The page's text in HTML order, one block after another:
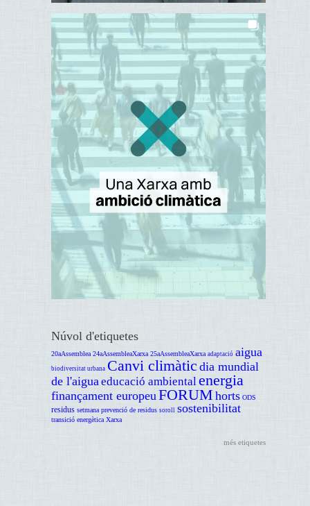
Núvol d'etiquetes
20aAssemblea 24aAssembleaXarxa 25aAssembleaXarxa adaptació aigua
biodiversitat urbana Canvi climàtic dia mundial
de l'aigua educació ambiental energia
finançament europeu FORUM horts ODS
residus setmana prevenció de residus soroll sostenibilitat
transició energètica Xarxa
més etiquetes